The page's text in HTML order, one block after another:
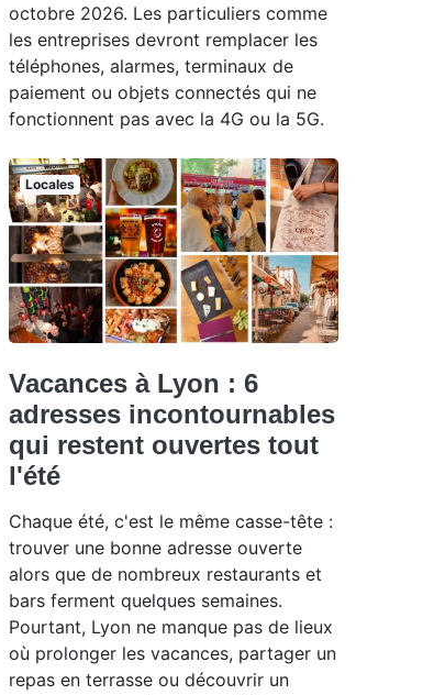
octobre 2026. Les particuliers comme
les entreprises devront remplacer les
téléphones, alarmes, terminaux de
paiement ou objets connectés qui ne
fonctionnent pas avec la 4G ou la 5G.
Locales
Vacances à Lyon : 6
adresses incontournables
qui restent ouvertes tout
l'été
Chaque été, c'est le même casse-tête :
trouver une bonne adresse ouverte
alors que de nombreux restaurants et
bars ferment quelques semaines.
Pourtant, Lyon ne manque pas de lieux
où prolonger les vacances, partager un
repas en terrasse ou découvrir un